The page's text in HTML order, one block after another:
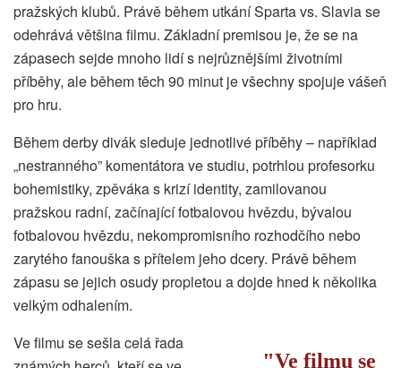
pražských klubů. Právě během utkání Sparta vs. Slavia se
odehrává většina filmu. Základní premisou je, že se na
zápasech sejde mnoho lidí s nejrůznějšími životními
příběhy, ale během těch 90 minut je všechny spojuje vášeň
pro hru.
Během derby divák sleduje jednotlivé příběhy– například
„nestranného” komentátora ve studiu, potrhlou profesorku
bohemistiky, zpěváka s krizí identity, zamilovanou
pražskou radní, začínající fotbalovou hvězdu, bývalou
fotbalovou hvězdu, nekompromisního rozhodčího nebo
zarytého fanouška s přítelem jeho dcery. Právě během
zápasu se jejich osudy propletou a dojde hned k několika
velkým odhalením.
Ve filmu se
Ve filmu se sešla celá řada